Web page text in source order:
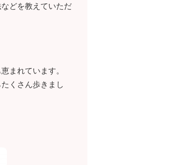
どを教えていただ
まれています。
くさん歩きまし